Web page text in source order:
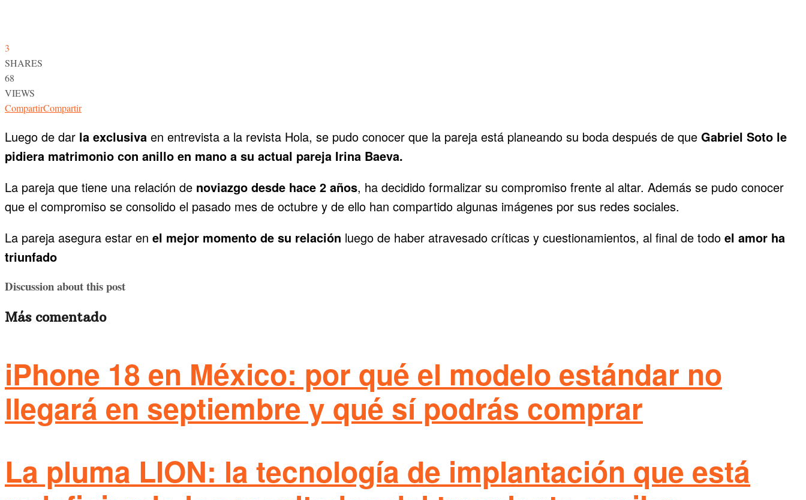
3
SHARES
68
VIEWS
CompartirCompartir
Luego de dar la exclusiva en entrevista a la revista Hola, se pudo conocer que la pareja está planeando su boda después de que Gabriel Soto le
pidiera matrimonio con anillo en mano a su actual pareja Irina Baeva.
La pareja que tiene una relación de noviazgo desde hace 2 años, ha decidido formalizar su compromiso frente al altar. Además se pudo conocer
que el compromiso se consolido el pasado mes de octubre y de ello han compartido algunas imágenes por sus redes sociales.
La pareja asegura estar en el mejor momento de su relación luego de haber atravesado críticas y cuestionamientos, al final de todo el amor ha
triunfado
Discussion about this post
Más comentado
iPhone 18 en México: por qué el modelo estándar no
llegará en septiembre y qué sí podrás comprar
La pluma LION: la tecnología de implantación que está